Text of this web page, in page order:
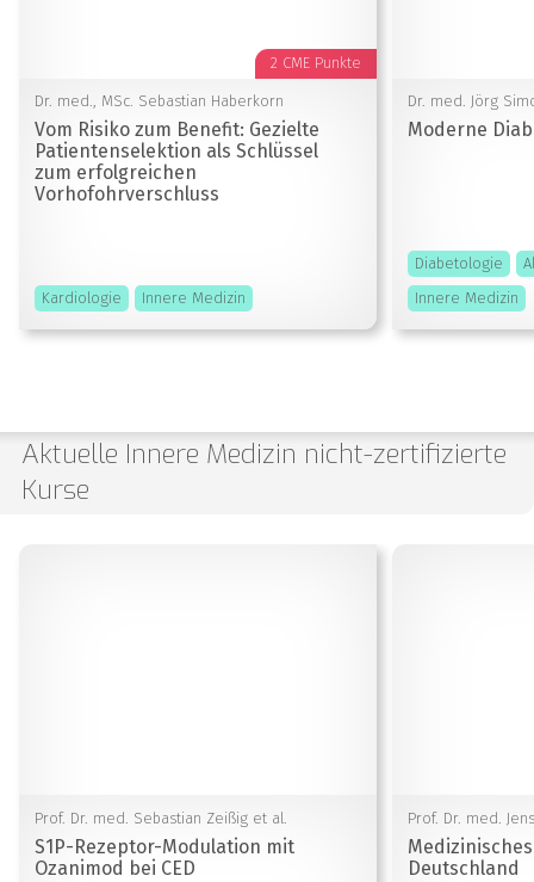
2 CME Punkte
Dr. med., MSc. Sebastian Haberkorn
Vom Risiko zum Benefit: Gezielte
Patientenselektion als Schlüssel
zum erfolgreichen
Vorhofohrverschluss
Kardiologie Innere Medizin
Dr. med. Jörg
Moderne
Diabetologie
Innere Medizin
Aktuelle Innere Medizin nicht-zertifizierte
Kurse
Prof. Dr. med. Sebastian Zeißig et al.
S1P-Rezeptor-Modulation mit
Ozanimod bei CED
Prof. Dr. med.
Deutschland